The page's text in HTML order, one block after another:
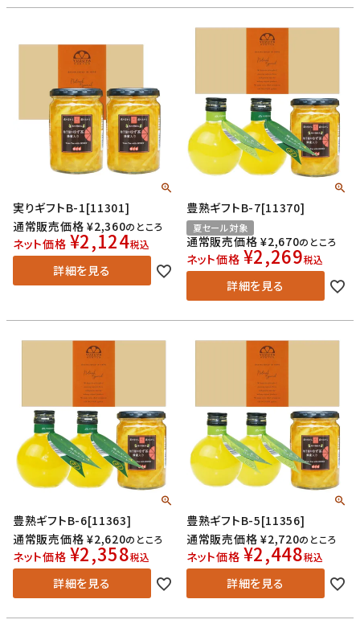
実りギフトB-1[11301]
通常販売価格 ¥2,360のところ
ネット価格 ¥2,124税込
詳細を見る
豊熟ギフトB-7[11370]
夏セール対象
通常販売価格 ¥2,670のところ
ネット価格 ¥2,269税込
詳細を見る
豊熟ギフトB-6[11363]
通常販売価格 ¥2,620のところ
ネット価格 ¥2,358税込
詳細を見る
豊熟ギフトB-5[11356]
通常販売価格 ¥2,720のところ
ネット価格 ¥2,448税込
詳細を見る